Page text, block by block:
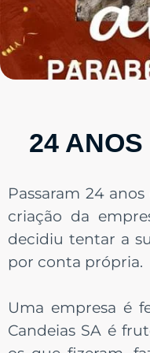
24
Passaram 24
criação da
decidiu tentar a
por conta própria.
Uma empresa é
Candeias SA é
Esses cookies
não são
funcionamento
do site.
Estatísticas
funcionalidade
e a estrutura
do site, com
base em